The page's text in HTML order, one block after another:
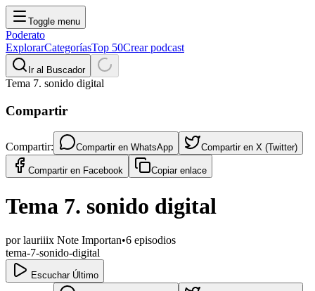
Toggle menu
Poderato
ExplorarCategoríasTop 50Crear podcast
Ir al Buscador
Tema 7. sonido digital
Compartir
Compartir: Compartir en WhatsApp Compartir en X (Twitter)
Compartir en Facebook Copiar enlace
Tema 7. sonido digital
porlauriiix Note Importan•6 episodios
tema-7-sonido-digital
Escuchar Último